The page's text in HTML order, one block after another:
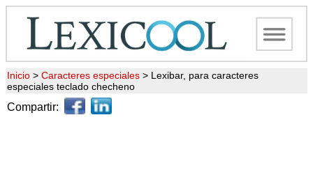
Inicio > Caracteres especiales > Lexibar, para caracteres
especiales teclado checheno
Compartir: